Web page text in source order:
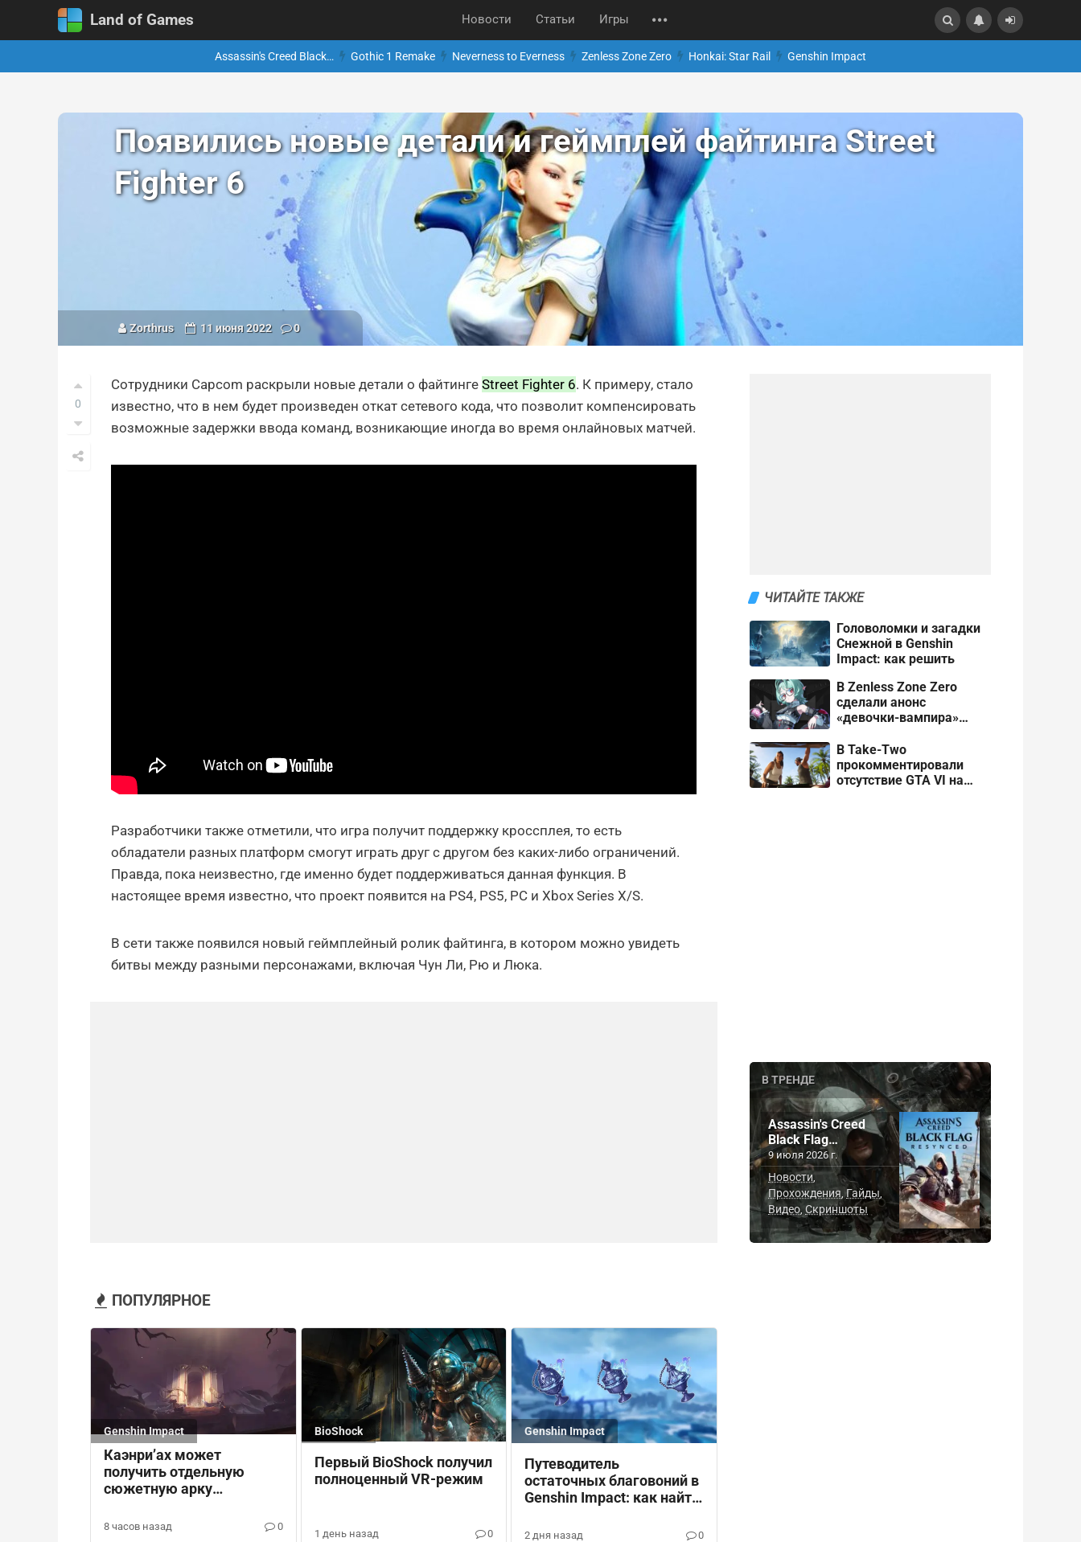
Land of Games Новости Статьи Игры
Assassin's Creed Black… Gothic 1 Remake Neverness to Everness Zenless Zone Zero Honkai: Star Rail Genshin Impact
Появились новые детали и геймплей файтинга Street
Fighter 6
Zorthrus 11 июня 2022 0
0
Сотрудники Capcom раскрыли новые детали о файтинге Street Fighter 6. К примеру, стало
известно, что в нем будет произведен откат сетевого кода, что позволит компенсировать
возможные задержки ввода команд, возникающие иногда во время онлайновых матчей.
Разработчики также отметили, что игра получит поддержку кроссплея, то есть
обладатели разных платформ смогут играть друг с другом без каких-либо ограничений.
Правда, пока неизвестно, где именно будет поддерживаться данная функция. В
настоящее время известно, что проект появится на PS4, PS5, PC и Xbox Series X/S.
В сети также появился новый геймплейный ролик файтинга, в котором можно увидеть
битвы между разными персонажами, включая Чун Ли, Рю и Люка.
ЧИТАЙТЕ ТАКЖЕ
Головоломки и загадки
Снежной в Genshin
Impact: как решить
В Zenless Zone Zero
сделали анонс
«девочки-вампира»
В Take-Two
прокомментировали
отсутствие GTA VI на
В ТРЕНДЕ
Assassin's Creed
Black Flag…
9 июля 2026 г.
Новости,
Прохождения,Гайды,
Видео,Скриншоты
ПОПУЛЯРНОЕ
Genshin Impact
Каэнри’ах может
получить отдельную
сюжетную арку
Genshin Impact
8 часов назад 0
BioShock
Первый BioShock получил
полноценный VR-режим
1 день назад 0
Genshin Impact
Путеводитель
остаточных благовоний в
Genshin Impact: как найти
2 дня назад 0